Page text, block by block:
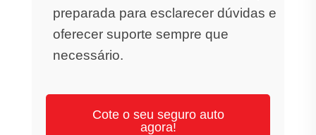
preparada para esclarecer dúvidas e
oferecer suporte sempre que
necessário.
Cote o seu seguro auto
agora!